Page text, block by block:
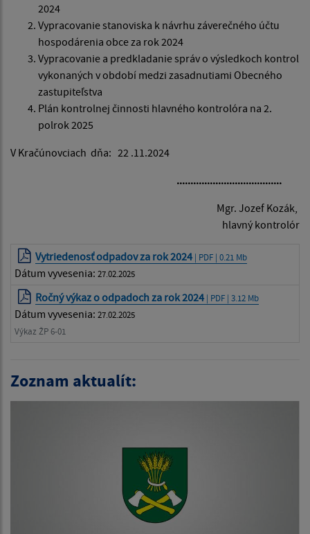
2024
Vypracovanie stanoviska k návrhu záverečného účtu
hospodárenia obce za rok 2024
Vypracovanie a predkladanie správ o výsledkoch kontrol
vykonaných v období medzi zasadnutiami Obecného
zastupiteľstva
Plán kontrolnej činnosti hlavného kontrolóra na 2.
polrok 2025
V Kračúnovciach dňa: 22 .11.2024
......................................
Mgr. Jozef Kozák,
hlavný kontrolór
Vytriedenosť odpadov za rok 2024 | PDF | 0.21 Mb
Dátum vyvesenia: 27.02.2025
Ročný výkaz o odpadoch za rok 2024 | PDF | 3.12 Mb
Dátum vyvesenia: 27.02.2025
Výkaz ŽP 6-01
Zoznam aktualít: